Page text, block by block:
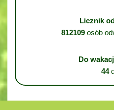
Licznik
812109osób
Do
44